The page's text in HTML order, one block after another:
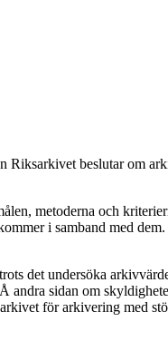
Riksarkivet beslutar om
metoderna och
i samband med
det undersöka
andra sidan om
för arkivering med